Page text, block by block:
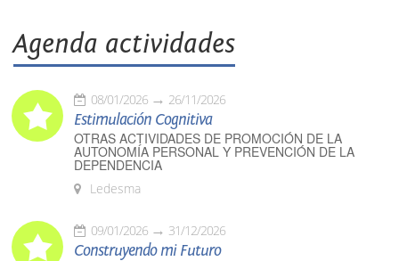
Agenda actividades
08/01/2026 26/11/2026
Estimulación Cognitiva
OTRAS ACTIVIDADES DE PROMOCIÓN DE LA
AUTONOMÍA PERSONAL Y PREVENCIÓN DE LA
DEPENDENCIA
Ledesma
09/01/2026 31/12/2026
Construyendo mi Futuro